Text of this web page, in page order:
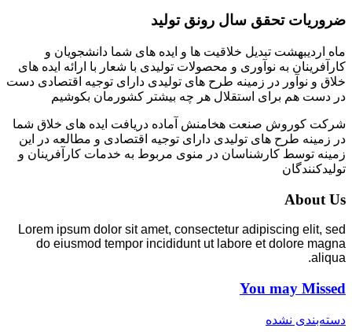
ضروریات تحقق سال رونق تولید
ماه اردیبهشت تبدیل خلاقیت ها و ایده های شما دانشجویان و
کارآفرینان به نوآوری و محصولات تولیدی با شعار با ارائه ایده های
خلاق و نوآور در زمینه طرح های تولیدی دارای توجیه اقتصادی دست
در دست هم برای استقلال هر چه بیشتر کشورمان بکوشیم
شرکت کوروش صنعت هخامنش آماده دریافت ایده های خلاق شما
در زمینه طرح های تولیدی دارای توجیه اقتصادی و مطالعه در این
زمینه توسط کارشناسان در منوی مربوط به خدمات کارآفرینان و
تولیدکنندگان
About Us
Lorem ipsum dolor sit amet, consectetur adipiscing elit, sed
do eiusmod tempor incididunt ut labore et dolore magna
aliqua.
You may Missed
دسته‌بندی نشده